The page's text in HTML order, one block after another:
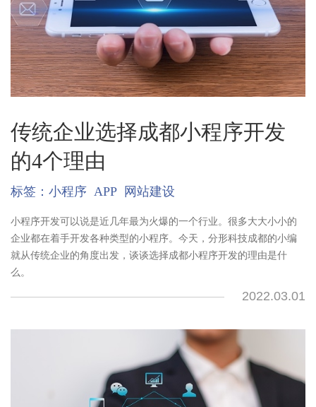
传统企业选择成都小程序开发
的4个理由
标签： 小程序 APP 网站建设
小程序开发可以说是近几年最为火爆的一个行业。很多大大小小的
企业都在着手开发各种类型的小程序。今天，分形科技成都的小编
就从传统企业的角度出发，谈谈选择成都小程序开发的理由是什
么。
2022.03.01